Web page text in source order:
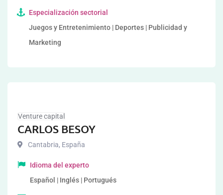
Especialización sectorial
Juegos y Entretenimiento | Deportes | Publicidad y
Marketing
Venture capital
CARLOS BESOY
Cantabria, España
Idioma del experto
Español | Inglés | Portugués